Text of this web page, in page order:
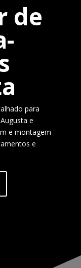
de
para
e
e montagem
e